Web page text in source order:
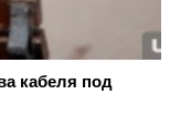
кабеля под